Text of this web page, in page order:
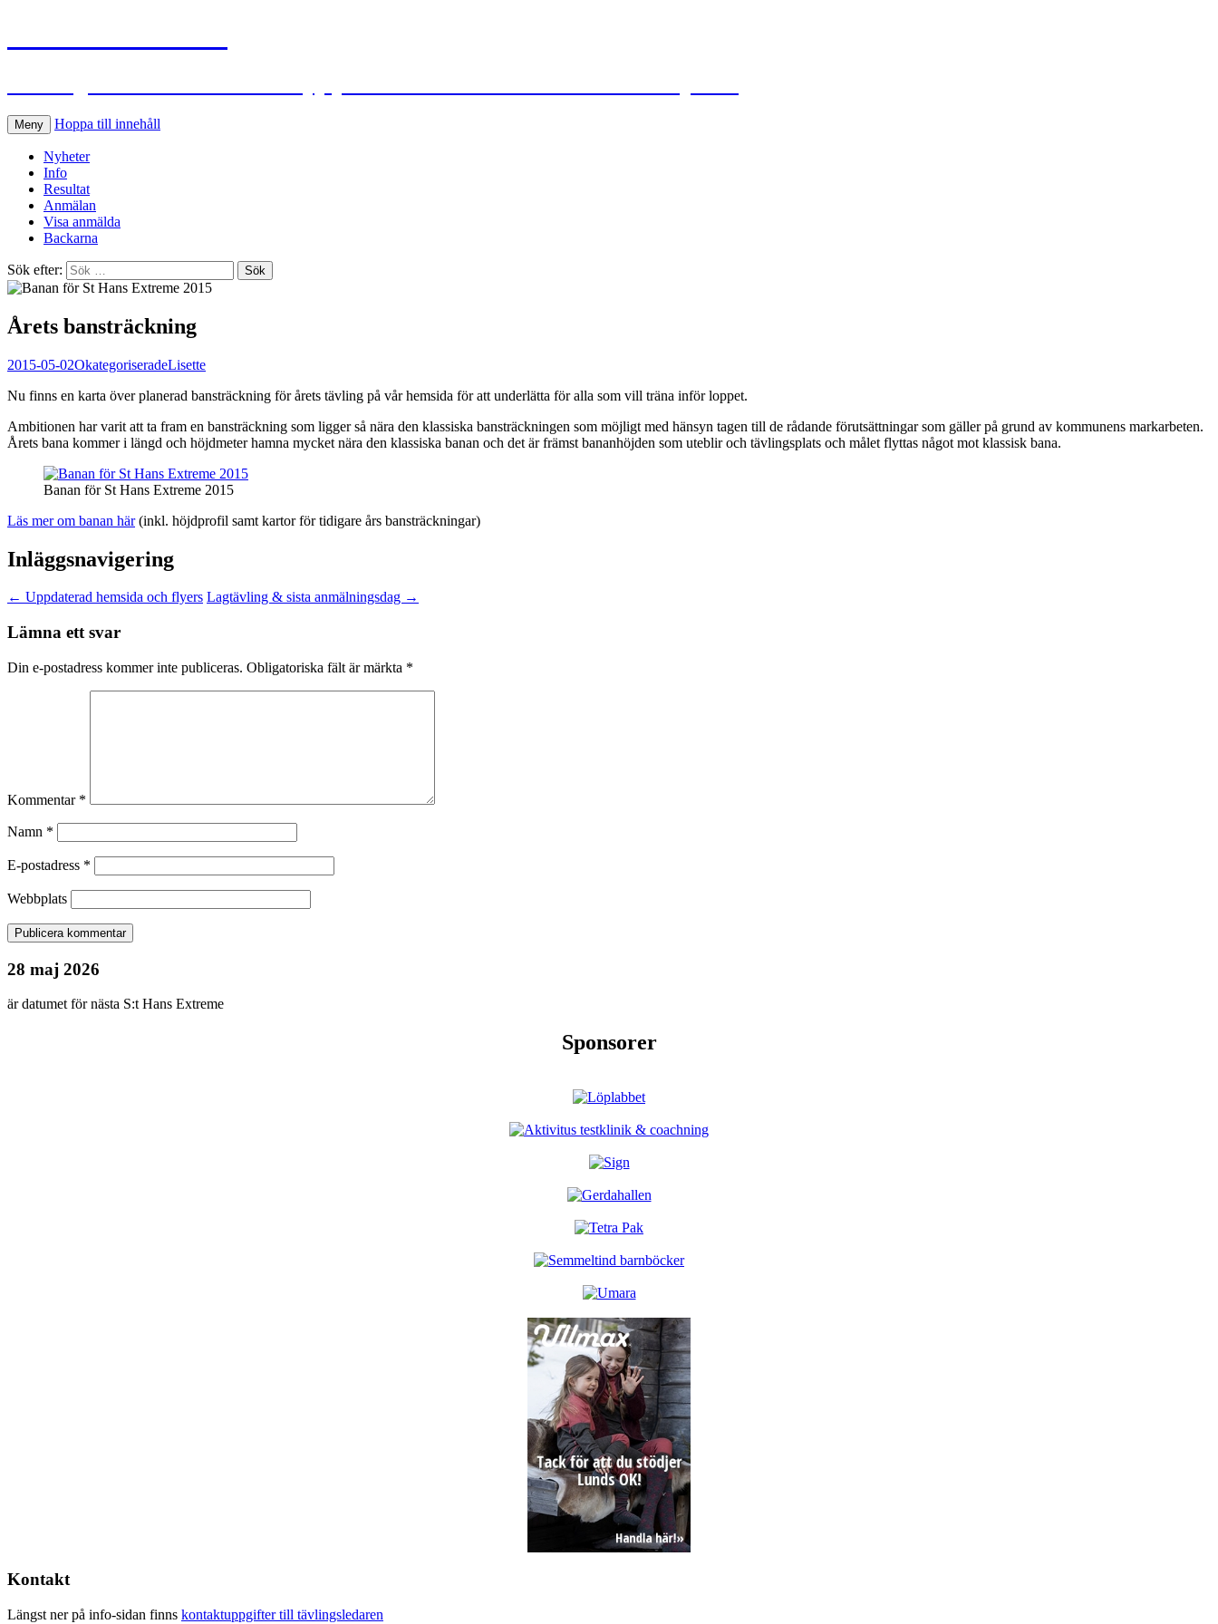
Meny Hoppa till innehåll
Nyheter
Info
Resultat
Anmälan
Visa anmälda
Backarna
Sök efter:
Årets bansträckning
2015-05-02OkategoriseradeLisette
Nu finns en karta över planerad bansträckning för årets tävling på vår hemsida för att underlätta för alla som vill träna inför loppet.
Ambitionen har varit att ta fram en bansträckning som ligger så nära den klassiska bansträckningen som möjligt med hänsyn tagen till de rådande förutsättningar som gäller på grund av kommunens markarbeten.
Årets bana kommer i längd och höjdmeter hamna mycket nära den klassiska banan och det är främst bananhöjden som uteblir och tävlingsplats och målet flyttas något mot klassisk bana.
Banan för St Hans Extreme 2015
Läs mer om banan här(inkl. höjdprofil samt kartor för tidigare års bansträckningar)
Inläggsnavigering
← Uppdaterad hemsida och flyers Lagtävling & sista anmälningsdag →
Lämna ett svar
Din e-postadress kommer inte publiceras. Obligatoriska fält är märkta *
Kommentar *
Namn *
E-postadress *
Webbplats
28 maj 2026
är datumet för nästa S:t Hans Extreme
Sponsorer
Kontakt
Längst ner på info-sidan finns kontaktuppgifter till tävlingsledaren